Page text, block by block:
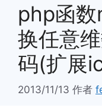
php函
换任意
码(扩展
2013/11/13 作者